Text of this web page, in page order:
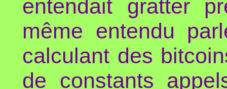
entendait gratter
même entendu
calculant des
de constants